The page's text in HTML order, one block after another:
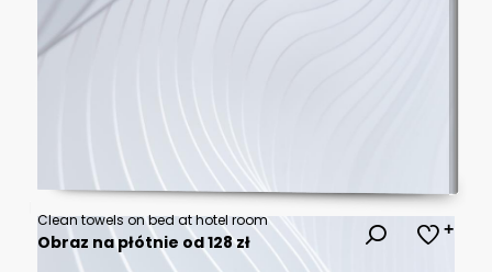
Clean towels on bed at hotel room
Obraz na płótnie od 128 zł